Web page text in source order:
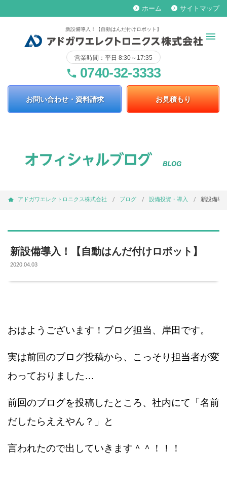
keyboard_arrow_right ホーム keyboard_arrow_right サイトマップ
新設備導入！【自動はんだ付けロボット】
営業時間：平日 8:30～17:35
phone 0740-32-3333
お問い合わせ・資料請求 お見積もり
アドガワエレクトロニクス株式会社 ブログ 設備投資・導入 新設備導
新設備導入！【自動はんだ付けロボット】
2020.04.03
おはようございます！ブログ担当、岸田です。
実は前回のブログ投稿から、こっそり担当者が変
わっておりました…
前回のブログを投稿したところ、社内にて「名前
だしたらええやん？」と
言われたので出していきます＾＾！！！